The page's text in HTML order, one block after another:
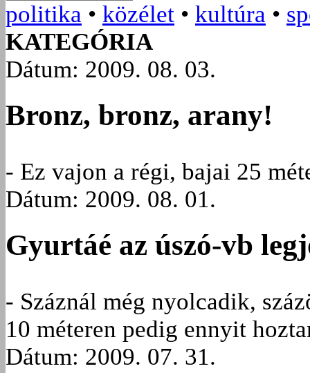
politika • közélet • kultúra •
KATEGÓRIA
Dátum: 2009. 08. 03.
Bronz, bronz, arany!
- Ez vajon a régi, bajai 25
Dátum: 2009. 08. 01.
Gyurtáé az úszó-vb
- Száznál még nyolcadik,
10 méteren pedig ennyit
Dátum: 2009. 07. 31.